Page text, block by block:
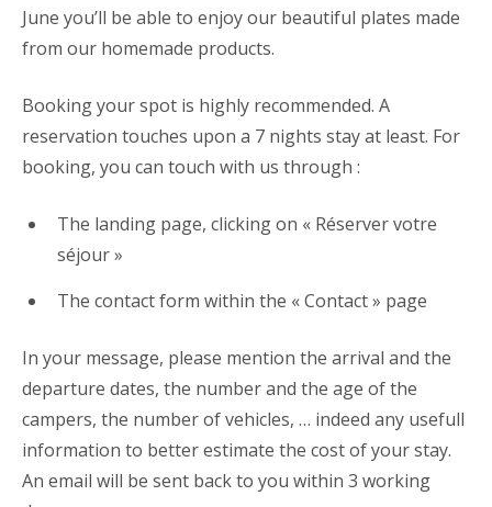
June you’ll be able to enjoy our beautiful plates made
from our homemade products.
Booking your spot is highly recommended. A
reservation touches upon a 7 nights stay at least. For
booking, you can touch with us through :
The landing page, clicking on « Réserver votre
séjour »
The contact form within the « Contact » page
In your message, please mention the arrival and the
departure dates, the number and the age of the
campers, the number of vehicles, … indeed any usefull
information to better estimate the cost of your stay.
An email will be sent back to you within 3 working